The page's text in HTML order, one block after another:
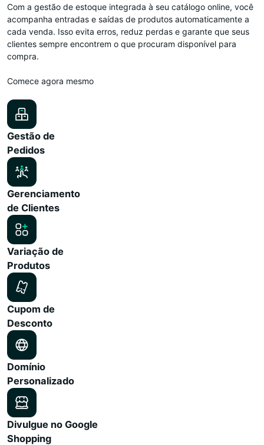
Com a gestão de estoque integrada à seu catálogo online, você
acompanha entradas e saídas de produtos automaticamente a
cada venda. Isso evita erros, reduz perdas e garante que seus
clientes sempre encontrem o que procuram disponível para
compra.
Comece agora mesmo
Gestão de
Pedidos
Gerenciamento
de Clientes
Variação de
Produtos
Cupom de
Desconto
Domínio
Personalizado
Divulgue no Google
Shopping